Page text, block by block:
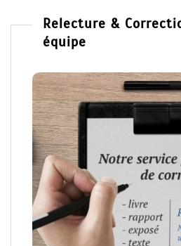
Relecture &
équipe